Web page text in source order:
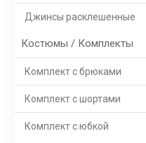
Джинсы расклешенные
Костюмы / Комплекты
Комплект с брюками
Комплект с шортами
Комплект с юбкой